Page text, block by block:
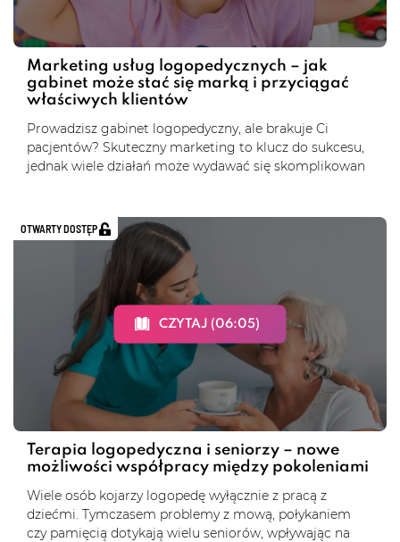
Marketing usług logopedycznych – jak
gabinet może stać się marką i przyciągać
właściwych klientów
Prowadzisz gabinet logopedyczny, ale brakuje Ci
pacjentów? Skuteczny marketing to klucz do sukcesu,
jednak wiele działań może wydawać się skomplikowan
OTWARTY DOSTĘP
CZYTAJ (06:05)
Terapia logopedyczna i seniorzy – nowe
możliwości współpracy między pokoleniami
Wiele osób kojarzy logopedę wyłącznie z pracą z
dziećmi. Tymczasem problemy z mową, połykaniem
czy pamięcią dotykają wielu seniorów, wpływając na